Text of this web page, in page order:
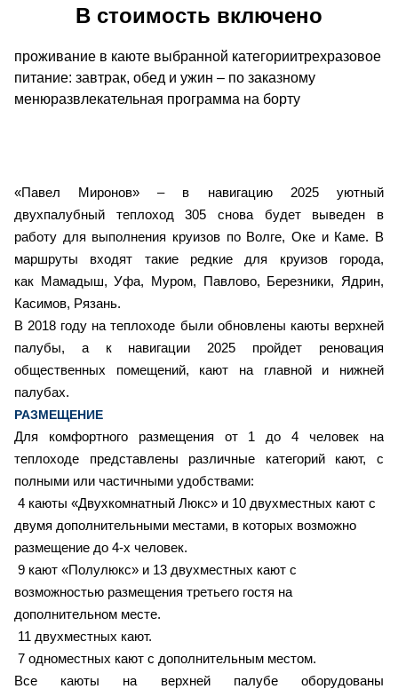
«Павел Миронов» – в навигацию 2025 уютный
двухпалубный теплоход 305 снова будет выведен в
работу для выполнения круизов по Волге, Оке и Каме. В
маршруты входят такие редкие для круизов города,
как Мамадыш, Уфа, Муром, Павлово, Березники, Ядрин,
Касимов, Рязань.
В 2018 году на теплоходе были обновлены каюты верхней
палубы, а к навигации 2025 пройдет реновация
общественных помещений, кают на главной и нижней
палубах.
РАЗМЕЩЕНИЕ
Для комфортного размещения от 1 до 4 человек на
теплоходе представлены различные категорий кают, с
полными или частичными удобствами:
4 каюты «Двухкомнатный Люкс» и 10 двухместных кают с
двумя дополнительными местами, в которых возможно
размещение до 4-х человек.
9 кают «Полулюкс» и 13 двухместных кают с
возможностью размещения третьего гостя на
дополнительном месте.
11 двухместных кают.
7 одноместных кают с дополнительным местом.
Все каюты на верхней палубе оборудованы
В стоимость включено
проживание в каюте выбранной категориитрехразовое
питание: завтрак, обед и ужин – по заказному
менюразвлекательная программа на борту